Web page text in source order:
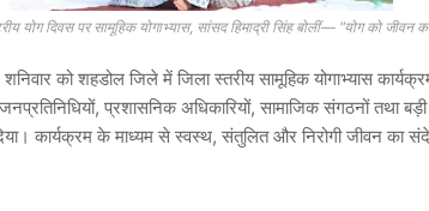
योग दिवस पर सामूहिक योगाभ्यास, सांसद हिमाद्री सिंह बोलीं— "योग को जीवन
को शहडोल जिले में जिला स्तरीय सामूहिक योगाभ्यास
प्रशासनिक अधिकारियों, सामाजिक संगठनों तथा
कार्यक्रम के माध्यम से स्वस्थ, संतुलित और निरोगी जीवन का